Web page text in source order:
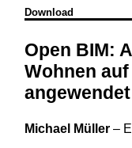
Download
Open BIM:
Wohnen
angewendet
Michael Müller –